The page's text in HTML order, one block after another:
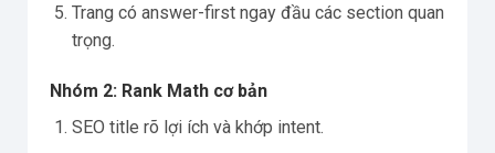
Trang có answer-first ngay đầu các section quan
trọng.
Nhóm 2: Rank Math cơ bản
SEO title rõ lợi ích và khớp intent.